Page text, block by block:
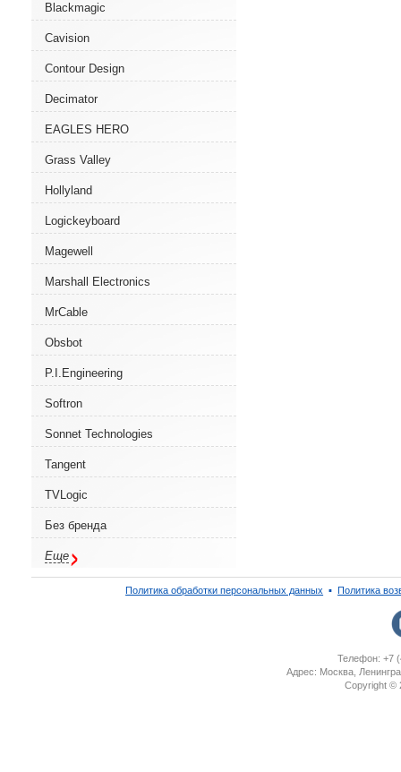
Blackmagic
Cavision
Contour Design
Decimator
EAGLES HERO
Grass Valley
Hollyland
Logickeyboard
Magewell
Marshall Electronics
MrCable
Obsbot
P.I.Engineering
Softron
Sonnet Technologies
Tangent
TVLogic
Без бренда
Еще
Политика обработки персональных данных ▪ Политика
Телефон: +7
Адрес: Москва,
Copyright ©